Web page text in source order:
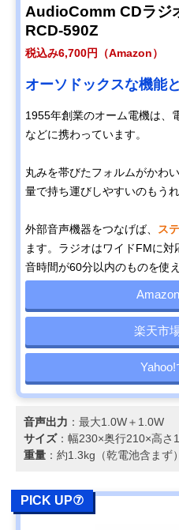
AudioComm CDラジ
RCD-590Z
税込み6,700円（Amazon）
オーソドックスな機能
1955年創業のオーム電機は、
などに携わっています。
丸みを帯びたフォルムがかわ
量で持ち運びしやすいのもう
外部音声機器をつなげば、
ス
ます。ラジオはワイドFMに
音時間が60分以内のものを使え
楽天市
Yahoo!
音声出力 ：最大1.0W＋1.0W
サイズ：幅230×奥行210×高さ
重量 ：約1.3kg（乾電池含まず）
PICK UP⑦